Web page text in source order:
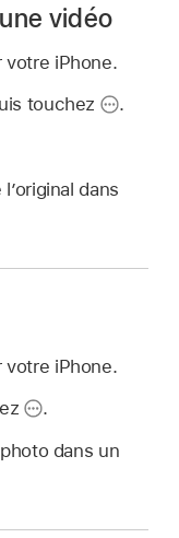
vidéo
votre iPhone.
touchez
.
dans
votre iPhone.
.
dans un